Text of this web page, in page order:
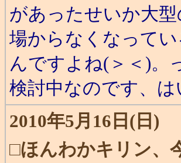
があったせいか大
場からなくなって
んですよね(＞＜)。
検討中なのです、は
2010年5月16日(日)
□ほんわかキリン、